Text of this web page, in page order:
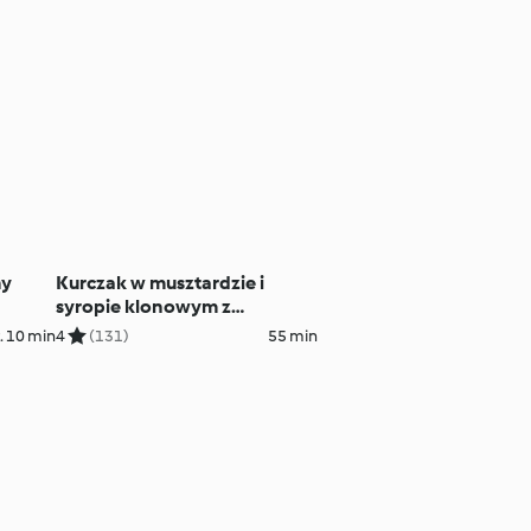
10 min
Kurczak w musztardzie i
syropie klonowym z
brokułami na parze
4 (131) 55 min